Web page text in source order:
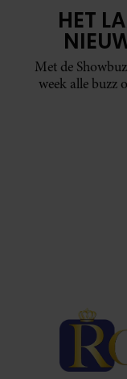
HET
Met de
week alle buzz